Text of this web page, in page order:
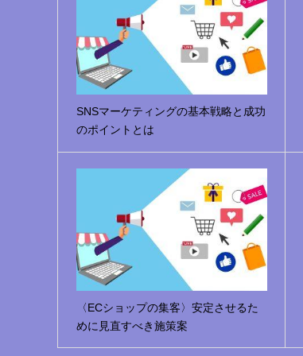
SNSマーケティングの基本戦略と成功
のポイントとは
〈ECショップの集客〉安定させるた
めに見直すべき施策案